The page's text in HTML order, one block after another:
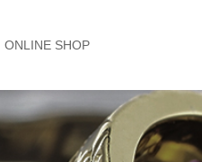
ONLINE SHOP